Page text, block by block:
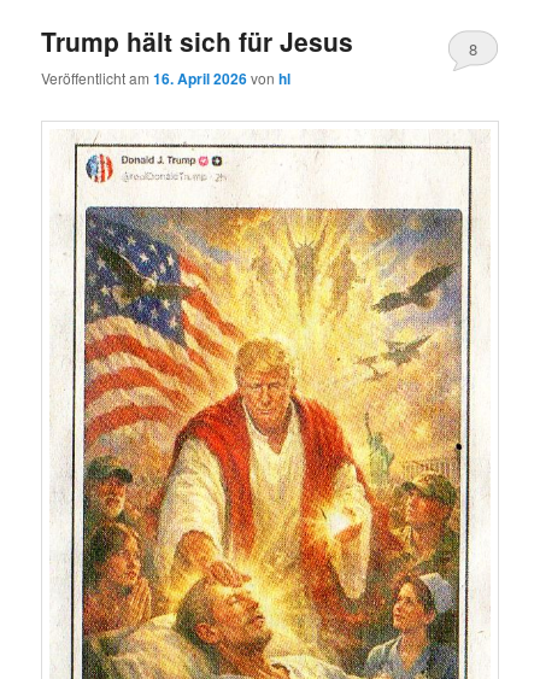
Trump hält sich für Jesus
Veröffentlicht am16. April 2026vonhl
8